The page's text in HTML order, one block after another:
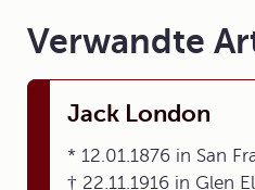
Verwandte
Jack London
* 12.01.1876 in San
† 22.11.1916 in Glen